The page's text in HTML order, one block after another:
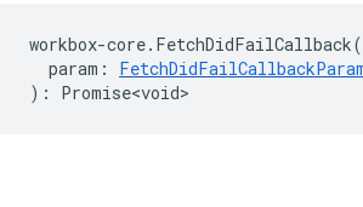
workbox-core. FetchDidFailCallback(
param :
) : Promise<void>